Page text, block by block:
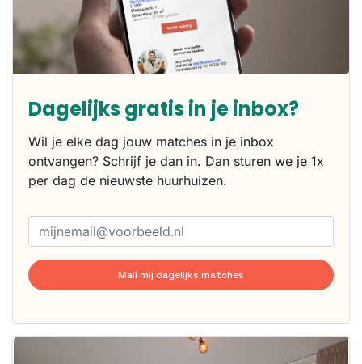
Dagelijks gratis in je inbox?
Wil je elke dag jouw matches in je inbox
ontvangen? Schrijf je dan in. Dan sturen we je 1x
per dag de nieuwste huurhuizen.
Mail mij dagelijks matches